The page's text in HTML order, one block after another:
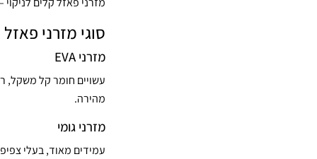
סוגי מזרני פאזל
מזרני EVA
עשויים חומר קל משקל,
מהירה.
מזרני גומי
עמידים מאוד, בעלי